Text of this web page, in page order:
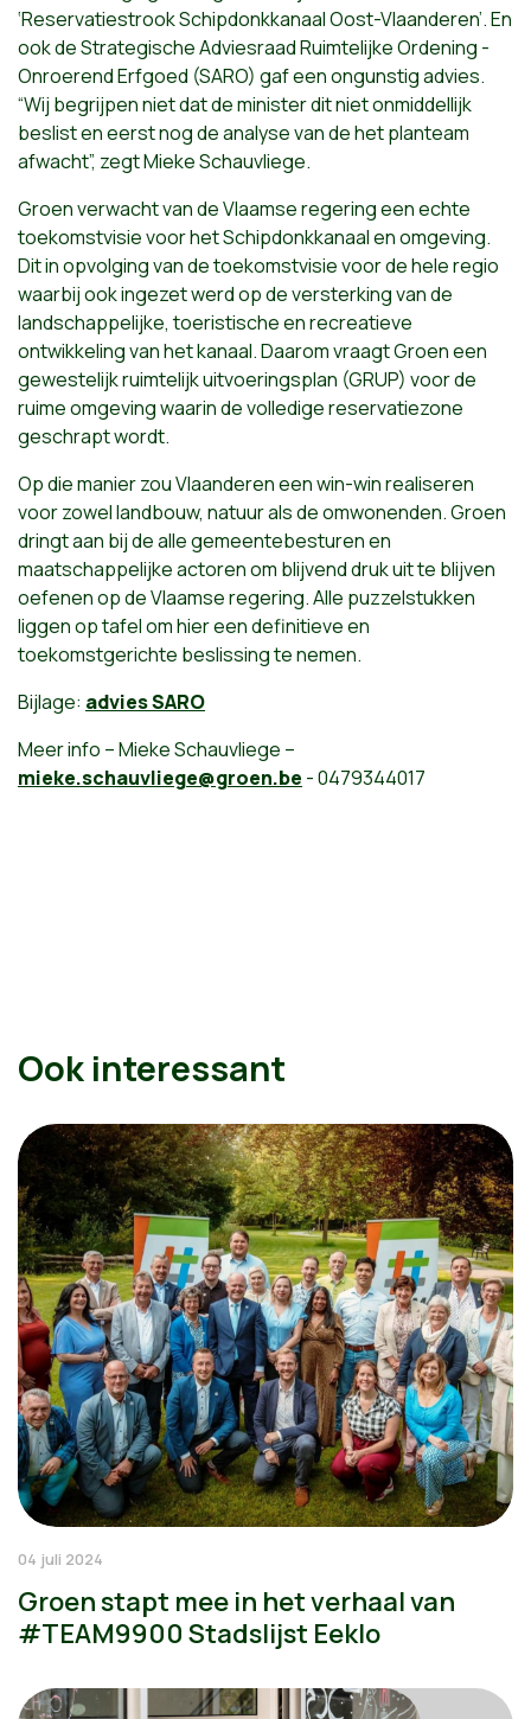
‘Reservatiestrook Schipdonkkanaal Oost-Vlaanderen’. En
ook de Strategische Adviesraad Ruimtelijke Ordening -
Onroerend Erfgoed (SARO) gaf een ongunstig advies.
“Wij begrijpen niet dat de minister dit niet onmiddellijk
beslist en eerst nog de analyse van de het planteam
afwacht”, zegt Mieke Schauvliege.
Groen verwacht van de Vlaamse regering een echte
toekomstvisie voor het Schipdonkkanaal en omgeving.
Dit in opvolging van de toekomstvisie voor de hele regio
waarbij ook ingezet werd op de versterking van de
landschappelijke, toeristische en recreatieve
ontwikkeling van het kanaal. Daarom vraagt Groen een
gewestelijk ruimtelijk uitvoeringsplan (GRUP) voor de
ruime omgeving waarin de volledige reservatiezone
geschrapt wordt.
Op die manier zou Vlaanderen een win-win realiseren
voor zowel landbouw, natuur als de omwonenden. Groen
dringt aan bij de alle gemeentebesturen en
maatschappelijke actoren om blijvend druk uit te blijven
oefenen op de Vlaamse regering. Alle puzzelstukken
liggen op tafel om hier een definitieve en
toekomstgerichte beslissing te nemen.
Bijlage: advies SARO
Meer info – Mieke Schauvliege –
mieke.schauvliege@groen.be - 0479344017
Ook interessant
04 juli 2024
Groen stapt mee in het verhaal van
#TEAM9900 Stadslijst Eeklo